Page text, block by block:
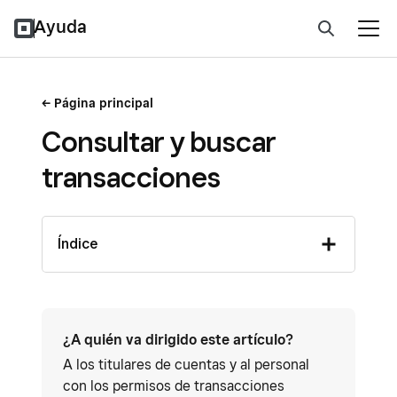
Ayuda
Página principal
Consultar y buscar
transacciones
Índice
¿A quién va dirigido este artículo?
A los titulares de cuentas y al personal
con los permisos de transacciones